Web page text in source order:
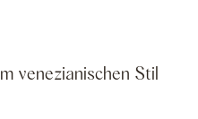
venezianischen Stil